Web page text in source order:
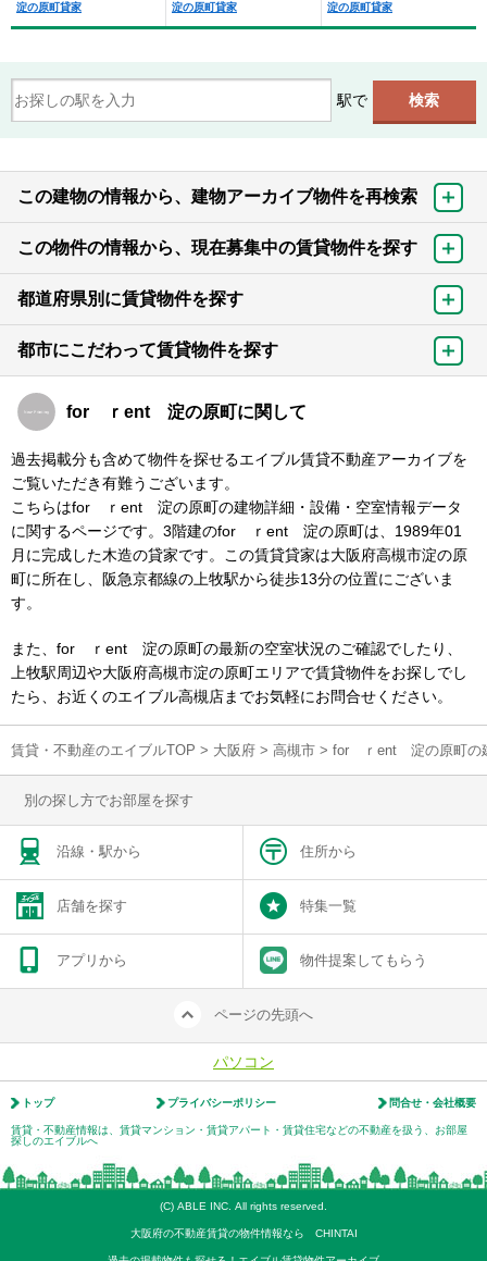
淀の原町貸家
淀の原町貸家
淀の原町貸家
駅で
この建物の情報から、建物アーカイブ物件を再検索
この物件の情報から、現在募集中の賃貸物件を探す
都道府県別に賃貸物件を探す
都市にこだわって賃貸物件を探す
for ｒent 淀の原町に関して
過去掲載分も含めて物件を探せるエイブル賃貸不動産アーカイブを
ご覧いただき有難うございます。
こちらはfor ｒent 淀の原町の建物詳細・設備・空室情報データ
に関するページです。3階建のfor ｒent 淀の原町は、1989年01
月に完成した木造の貸家です。この賃貸貸家は大阪府高槻市淀の原
町に所在し、阪急京都線の上牧駅から徒歩13分の位置にございま
す。
また、for ｒent 淀の原町の最新の空室状況のご確認でしたり、
上牧駅周辺や大阪府高槻市淀の原町エリアで賃貸物件をお探しでし
たら、お近くのエイブル高槻店までお気軽にお問合せください。
賃貸・不動産のエイブルTOP > 大阪府 > 高槻市 > for ｒent 淀の原町の
別の探し方でお部屋を探す
沿線・駅から 住所から
店舗を探す 特集一覧
アプリから 物件提案してもらう
ページの先頭へ
パソコン
トップ プライバシーポリシー 問合せ・会社概要
賃貸・不動産情報は、賃貸マンション・賃貸アパート・賃貸住宅などの不動産を扱う、お部屋
探しのエイブルへ
(C) ABLE INC. All rights reserved.
大阪府の不動産賃貸の物件情報なら CHINTAI